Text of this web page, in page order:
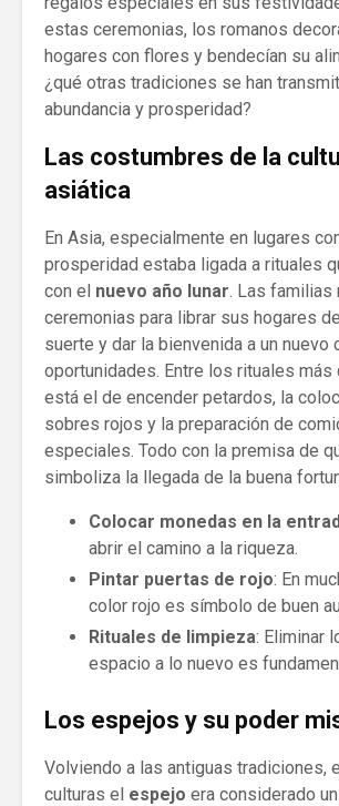
estas ceremonias, los romanos
hogares con flores y bendecían su
¿qué otras tradiciones se han
abundancia y prosperidad?
Las costumbres de la
asiática
En Asia, especialmente en lugares
prosperidad estaba ligada a rituales
con el nuevo año lunar . Las
ceremonias para librar sus hogares
suerte y dar la bienvenida a un nuevo
oportunidades. Entre los rituales más
está el de encender petardos, la
sobres rojos y la preparación de
especiales. Todo con la premisa de
simboliza la llegada de la buena
Colocar monedas en la
abrir el camino a la riqueza.
Pintar puertas de rojo: En
color rojo es símbolo de buen
Rituales de limpieza: Eliminar
espacio a lo nuevo es
Los espejos y su poder
Volviendo a las antiguas tradiciones,
culturas el espejo era considerado